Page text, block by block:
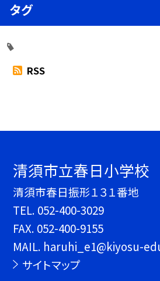
タグ
RSS
清須市立春日小学校
清須市春日振形１３１番地
TEL. 052-400-3029
FAX. 052-400-9155
MAIL. haruhi_e1@kiyosu-
サイトマップ